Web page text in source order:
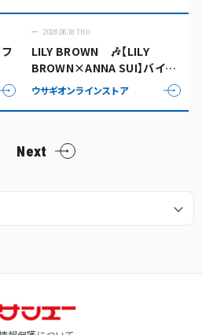
2026.06.18 THU
LILY BROWN 🎶【LILY
BROWN×ANNA SUI】バイカ
ラーニットキャミソール・レー
スニットカーディガン
ウサギオンラインストア
Next